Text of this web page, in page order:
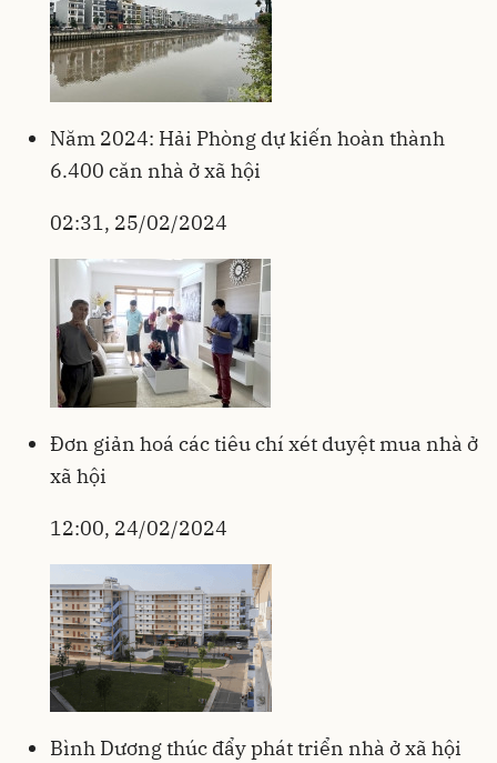
Năm 2024: Hải Phòng dự kiến hoàn thành
6.400 căn nhà ở xã hội
02:31, 25/02/2024
Đơn giản hoá các tiêu chí xét duyệt mua nhà ở
xã hội
12:00, 24/02/2024
Bình Dương thúc đẩy phát triển nhà ở xã hội